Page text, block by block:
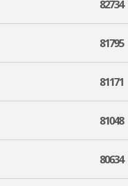
82734
81795
81171
81048
80634